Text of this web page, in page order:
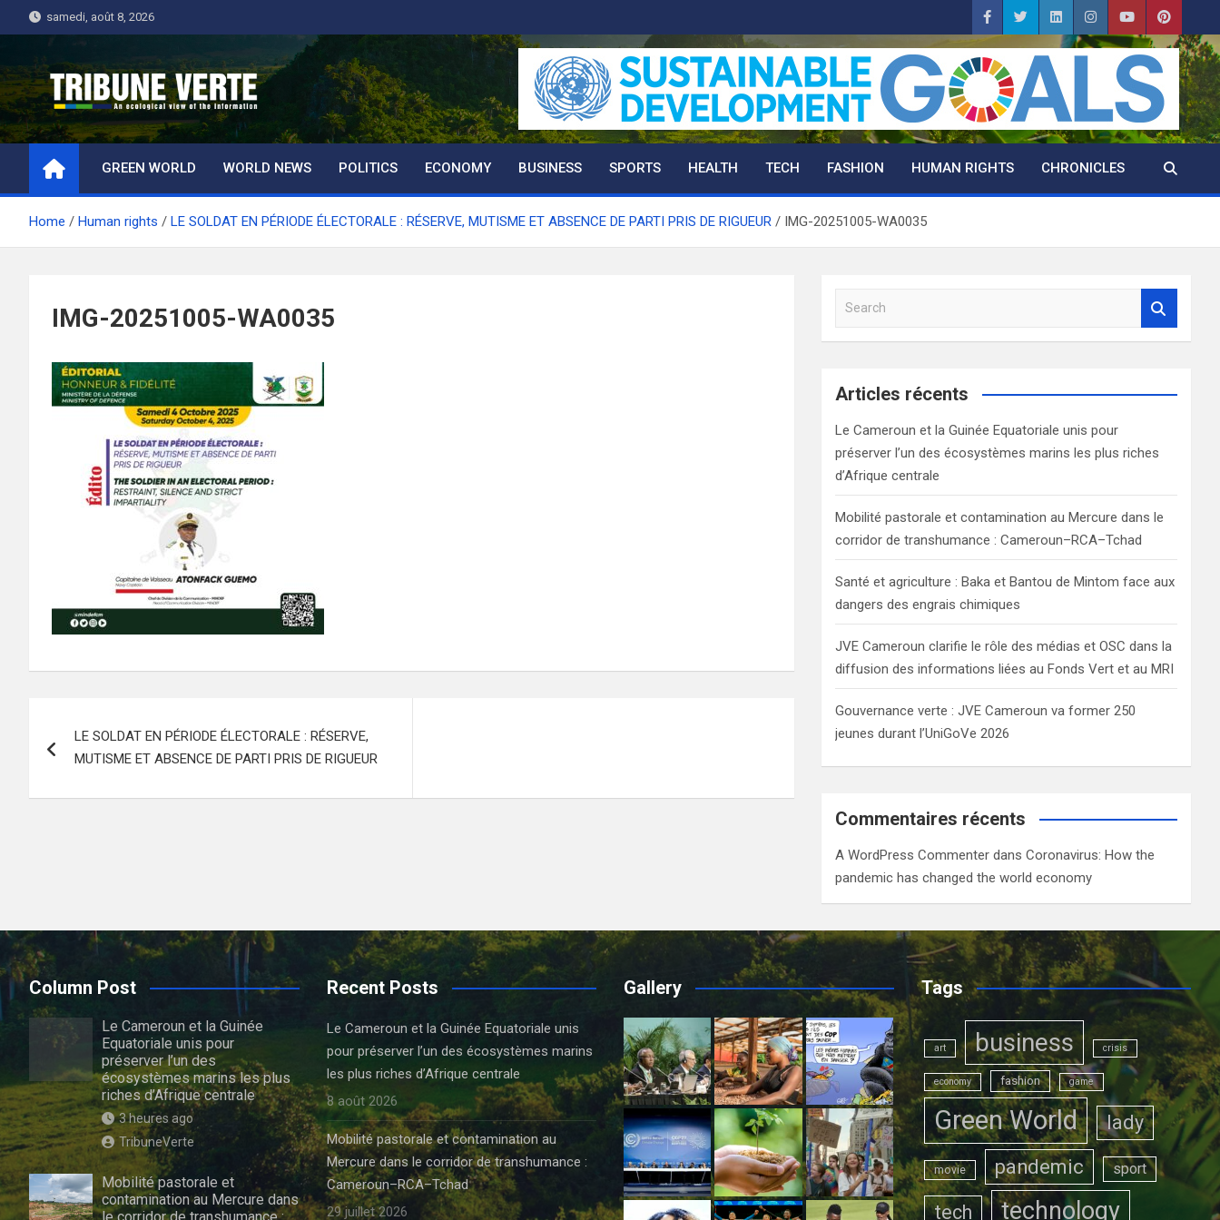
to
samedi, août 8, 2026
Tribune Verte
Un regard écologique de l'information
GREEN WORLD WORLD NEWS POLITICS ECONOMY BUSINESS SPORTS HEALTH TECH FASHION HUMAN RIGHTS CHRONICLES
Home Human rights LE SOLDAT EN PÉRIODE ÉLECTORALE : RÉSERVE, MUTISME ET ABSENCE DE PARTI PRIS DE RIGUEUR IMG-20251005-WA0035
IMG-20251005-WA0035
de
l’article
LE SOLDAT EN PÉRIODE ÉLECTORALE : RÉSERVE,
MUTISME ET ABSENCE DE PARTI PRIS DE RIGUEUR
a
c
Articles récents
Le Cameroun et la Guinée Equatoriale unis pour
préserver l’un des écosystèmes marins les plus riches
d’Afrique centrale
Mobilité pastorale et contamination au Mercure dans le
corridor de transhumance : Cameroun–RCA–Tchad
Santé et agriculture : Baka et Bantou de Mintom face aux
dangers des engrais chimiques
JVE Cameroun clarifie le rôle des médias et OSC dans la
diffusion des informations liées au Fonds Vert et au MRI
Gouvernance verte : JVE Cameroun va former 250
jeunes durant l’UniGoVe 2026
Commentaires récents
A WordPress Commenter dansCoronavirus: How the
pandemic has changed the world economy
Column Post
Le Cameroun et la Guinée
Equatoriale unis pour
préserver l’un des
écosystèmes marins les plus
riches d’Afrique centrale
3 heures ago
TribuneVerte
Mobilité pastorale et
contamination au Mercure dans
Recent Posts
Le Cameroun et la Guinée Equatoriale unis
pour préserver l’un des écosystèmes marins
les plus riches d’Afrique centrale
8 août 2026
Mobilité pastorale et contamination au
Mercure dans le corridor de transhumance :
Cameroun–RCA–Tchad
29 juillet 2026
Gallery Tags
art business crisis
economy fashion game
Green World lady
movie pandemic sport
tech technology